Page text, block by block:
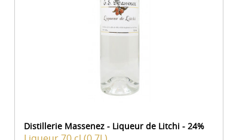
Distillerie Massenez - Liqueur de Litchi - 24%